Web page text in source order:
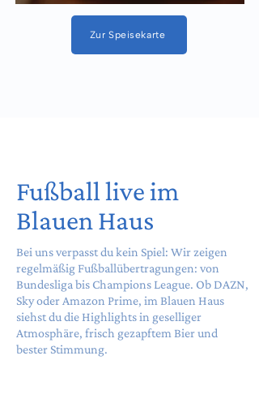
Zur Speisekarte
Fußball live im
Blauen Haus
Bei uns verpasst du kein Spiel: Wir zeigen
regelmäßig Fußballübertragungen: von
Bundesliga bis Champions League. Ob DAZN,
Sky oder Amazon Prime, im Blauen Haus
siehst du die Highlights in geselliger
Atmosphäre, frisch gezapftem Bier und
bester Stimmung.